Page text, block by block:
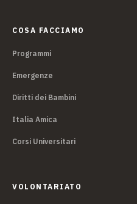
COSA FACCIAMO
Programmi
Emergenze
Diritti dei Bambini
Italia Amica
Corsi Universitari
VOLONTARIATO